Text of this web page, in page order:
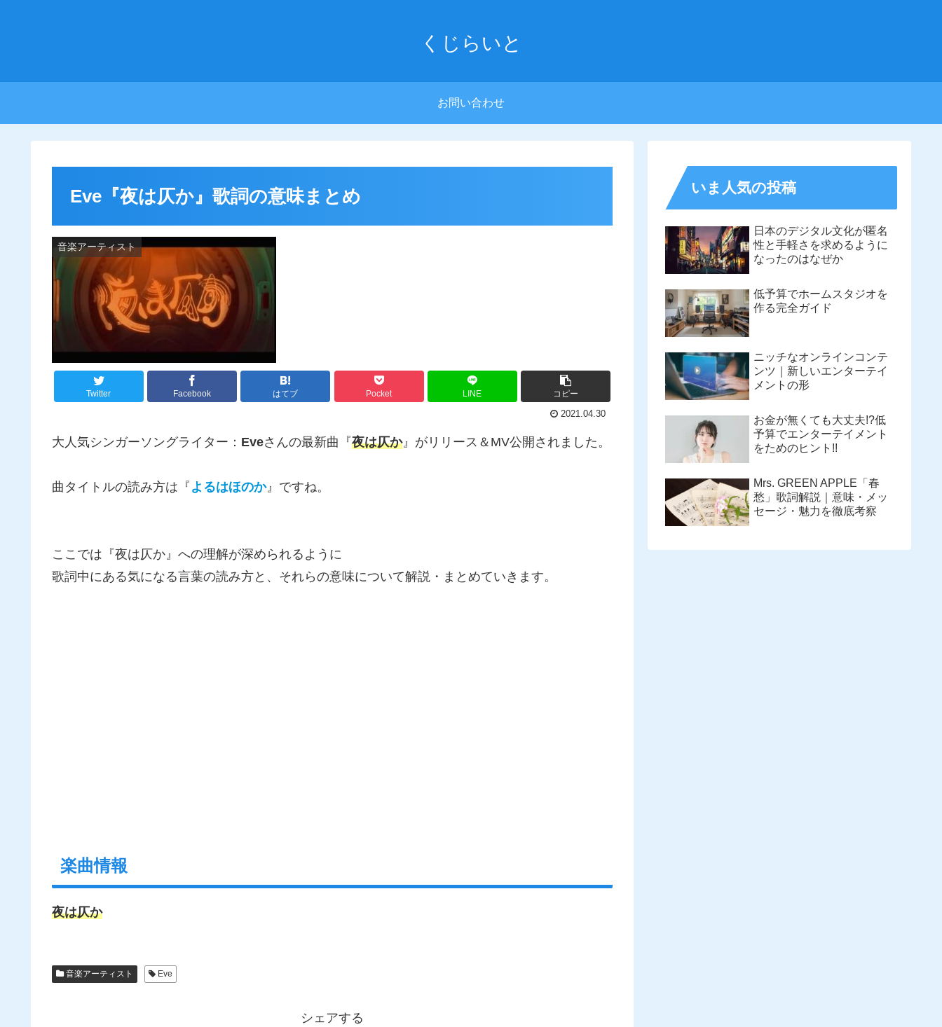
くじらいと
お問い合わせ
Eve『夜は仄か』歌詞の意味まとめ
音楽アーティスト
Twitter Facebook はてブ Pocket LINE コピー
2021.04.30
大人気シンガーソングライター： Eveさんの最新曲『夜は仄か』がリリース＆MV公開されました。
曲タイトルの読み方は『 よるはほのか』ですね。
ここでは『夜は仄か』への理解が深められるように
歌詞中にある気になる言葉の読み方と、それらの意味について解説・まとめていきます。
楽曲情報
夜は仄か
音楽アーティスト Eve
シェアする
いま人気の投稿
日本のデジタル文化が匿名
性と手軽さを求めるように
なったのはなぜか
低予算でホームスタジオを
作る完全ガイド
ニッチなオンラインコンテ
ンツ｜新しいエンターテイ
メントの形
お金が無くても大丈夫!?低
予算でエンターテイメント
をためのヒント!!
Mrs. GREEN APPLE「春
愁」歌詞解説｜意味・メッ
セージ・魅力を徹底考察